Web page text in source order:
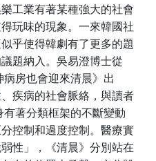
工業有著某種強大的社會
玩味的現象。一來韓國社
乎使得韓劇有了更多的題
題納入。吳易澄博士從
房也會迎來清晨》出
疾病的社會脈絡，與讀者
著分類框架的不斷變動
控制和過度控制。醫療實
性」，《清晨》分別站在